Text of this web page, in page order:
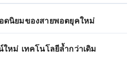
ดนิยมของสายพอตยุคใหม่
หม่ เทคโนโลยีล้ำกว่าเดิม